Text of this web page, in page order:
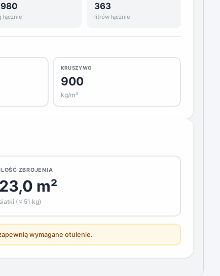
980
łącznie
363
litrów łącznie
KRUSZYWO
900
kg/m³
ZBROJENIA
23,0 m²
siatki (≈ 51 kg)
wymagane otulenie.